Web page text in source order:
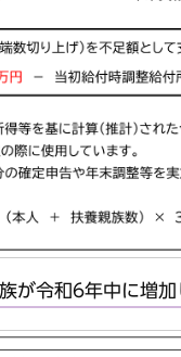
が令和6年中に増